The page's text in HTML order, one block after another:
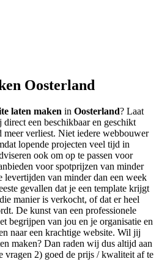
Oosterland
laten maken in Oosterland? Laat
een beschikbaar en geschikt
verliest. Niet iedere webbouwer
lopende projecten veel tijd in
ook om op te passen voor
voor spotprijzen van minder
levertijden van minder dan een week
gevallen dat je een template krijgt
manier is verkocht, of dat er heel
De kunst van een professionele
begrijpen van jou en je organisatie en
naar een krachtige website. Wil jij
maken? Dan raden wij dus altijd aan
vragen 2) goed de prijs / kwaliteit af te